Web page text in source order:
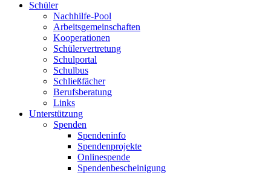
Schüler
Nachhilfe-Pool
Arbeitsgemeinschaften
Kooperationen
Schülervertretung
Schulportal
Schulbus
Schließfächer
Berufsberatung
Links
Unterstützung
Spenden
Spendeninfo
Spendenprojekte
Onlinespende
Spendenbescheinigung